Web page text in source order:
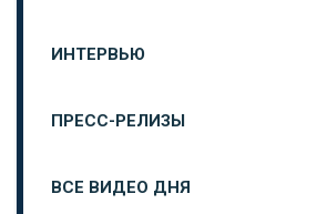
ИНТЕРВЬЮ
ПРЕСС-РЕЛИЗЫ
ВСЕ ВИДЕО ДНЯ